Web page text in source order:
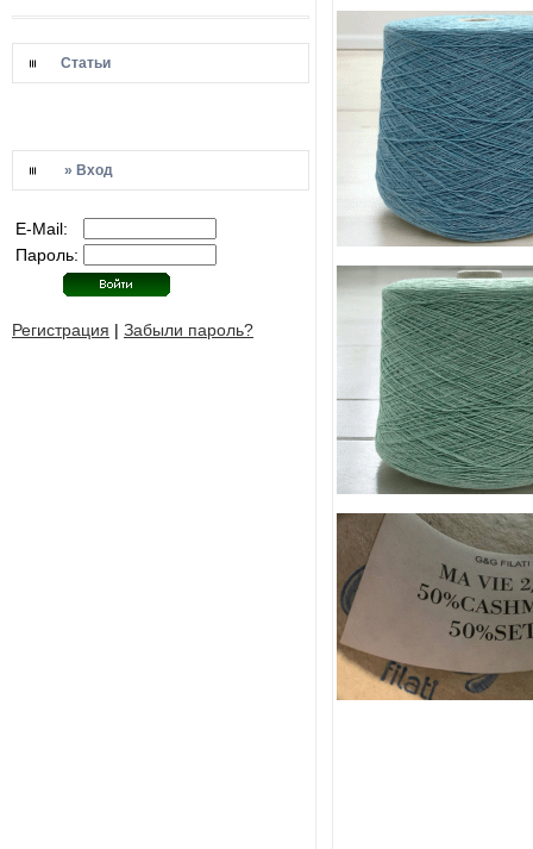
Статьи
» Вход
E-Mail:
Пароль:
Регистрация | Забыли пароль?